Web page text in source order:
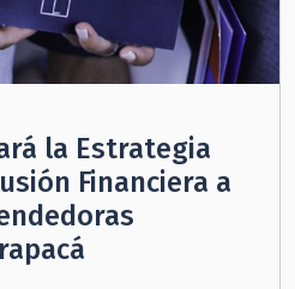
la Estrategia
Financiera a